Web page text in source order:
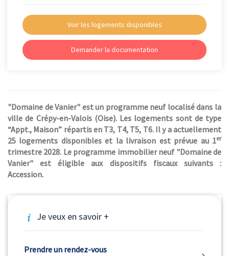
Voir les logements disponibles
Demander la documentation
"Domaine de Vanier" est un programme neuf localisé dans la
ville de Crépy-en-Valois (Oise). Les logements sont de type
“Appt., Maison” répartis en T3, T4, T5, T6. Il y a actuellement
25 logements disponibles et la livraison est prévue au 1er
trimestre 2028. Le programme immobilier neuf "Domaine de
Vanier" est éligible aux dispositifs fiscaux suivants :
Accession.
Je veux en savoir +
Prendre un rendez-vous